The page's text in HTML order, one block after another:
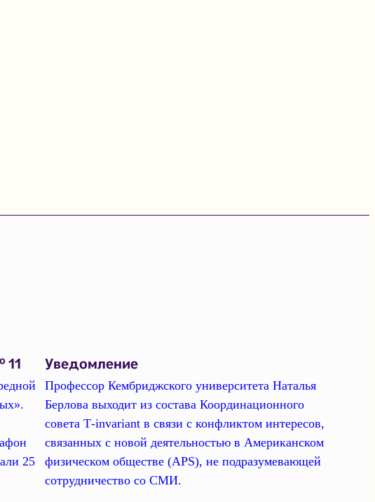
11
25
Уведомление
Профессор Кембриджского университета Наталья
Берлова выходит из состава Координационного
совета Т-invariant в связи с конфликтом интересов,
связанных с новой деятельностью в Американском
физическом обществе (APS), не подразумевающей
сотрудничество со СМИ.